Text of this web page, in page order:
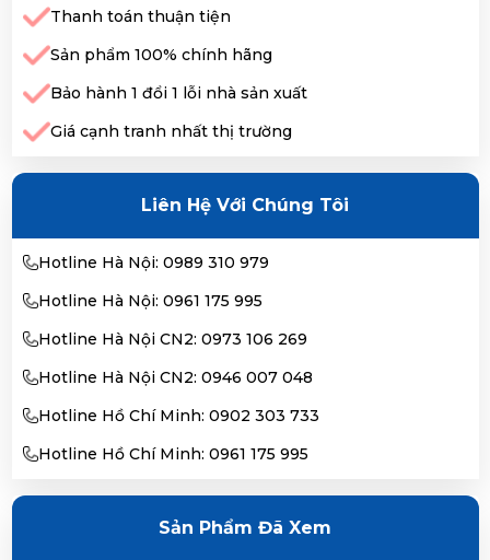
Thanh toán thuận tiện
Sản phẩm 100% chính hãng
Bảo hành 1 đổi 1 lỗi nhà sản xuất
Giá cạnh tranh nhất thị trường
Liên Hệ Với Chúng Tôi
Hotline Hà Nội: 0989 310 979
Hotline Hà Nội: 0961 175 995
Hotline Hà Nội CN2: 0973 106 269
Hotline Hà Nội CN2: 0946 007 048
Hotline Hồ Chí Minh: 0902 303 733
Hotline Hồ Chí Minh: 0961 175 995
Sản Phẩm Đã Xem